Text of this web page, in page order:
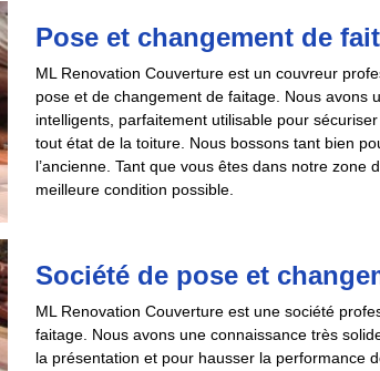
Pose et changement de
ML Renovation Couverture est un couvreur
pose et de changement de faitage. Nous avons
intelligents, parfaitement utilisable pour
tout état de la toiture. Nous bossons tant bien
l’ancienne. Tant que vous êtes dans notre zone
meilleure condition possible.
Société de pose et
ML Renovation Couverture est une société
faitage. Nous avons une connaissance très
la présentation et pour hausser la performance